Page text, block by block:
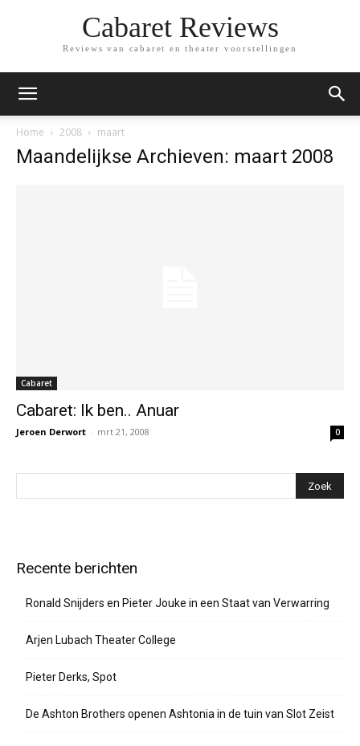
Cabaret Reviews
Reviews van cabaret en theater voorstellingen
Home 2008 maart
Maandelijkse Archieven: maart 2008
Cabaret
Cabaret: Ik ben.. Anuar
Jeroen Derwort - mrt 21, 2008 0
Recente berichten
Ronald Snijders en Pieter Jouke in een Staat van Verwarring
Arjen Lubach Theater College
Pieter Derks, Spot
De Ashton Brothers openen Ashtonia in de tuin van Slot Zeist